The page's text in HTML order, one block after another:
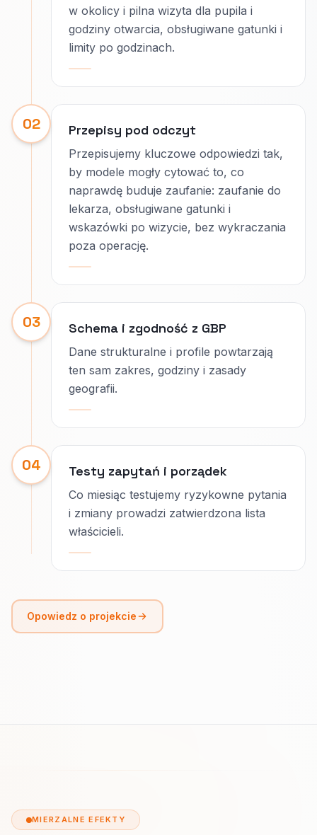
w okolicy i pilna wizyta dla pupila i
godziny otwarcia, obsługiwane gatunki i
limity po godzinach.
02 Przepisy pod odczyt
Przepisujemy kluczowe odpowiedzi tak,
by modele mogły cytować to, co
naprawdę buduje zaufanie: zaufanie do
lekarza, obsługiwane gatunki i
wskazówki po wizycie, bez wykraczania
poza operację.
03 Schema i zgodność z GBP
Dane strukturalne i profile powtarzają
ten sam zakres, godziny i zasady
geografii.
04 Testy zapytań i porządek
Co miesiąc testujemy ryzykowne pytania
i zmiany prowadzi zatwierdzona lista
właścicieli.
Opowiedz o projekcie
MIERZALNE EFEKTY